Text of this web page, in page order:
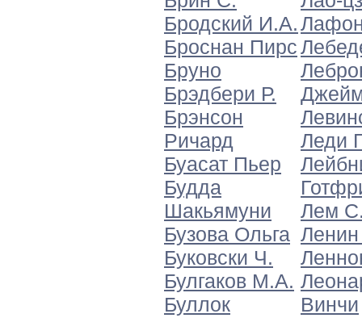
Бродский И.А.
Броснан Пирс
Бруно
Брэдбери Р.
Брэнсон
Ричард
Буасат Пьер
Будда
Шакьямуни
Бузова Ольга
Буковски Ч.
Булгаков М.А.
Буллок
Леди
Лем
Винчи